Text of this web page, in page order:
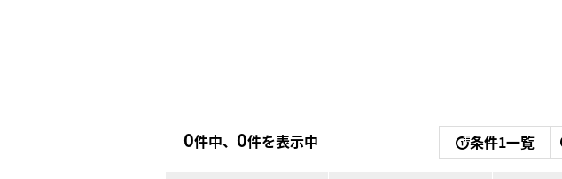
0件中、 0件を表示中 条件1一覧